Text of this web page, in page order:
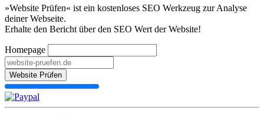
»Website Prüfen« ist ein kostenloses SEO Werkzeug zur Analyse
deiner Webseite.
Erhalte den Bericht über den SEO Wert der Website!
Homepage
Website Prüfen